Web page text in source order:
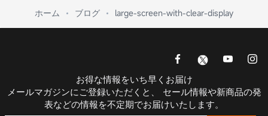
ホーム ブログ large-screen-with-clear-display
お得な情報をいち早くお届け
メールマガジンにご登録いただくと、 セール情報や新商品の発
表などの情報を不定期でお届けいたします。